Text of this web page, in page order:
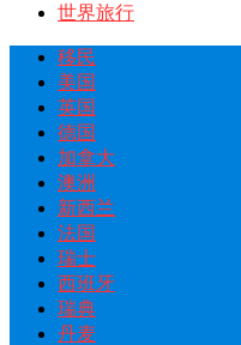
世界旅行
移民
美国
英国
德国
加拿大
澳洲
新西兰
法国
瑞士
西班牙
瑞典
丹麦